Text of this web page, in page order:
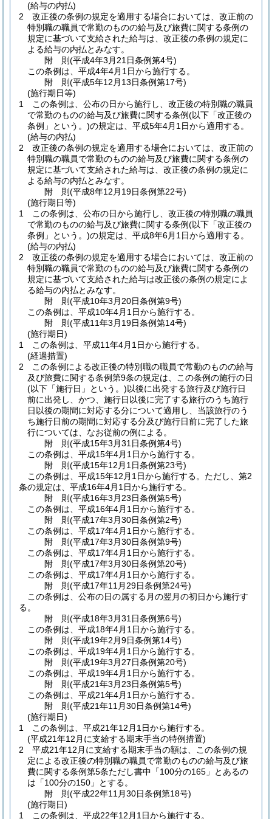
(給与の内払)
2
改正後の条例の規定を適用する場合においては、改正前の
特別職の職員で常勤のものの給与及び旅費に関する条例の
規定に基づいて支給された給与は、改正後の条例の規定に
よる給与の内払とみなす。
附 則(平成4年3月21日条例第4号)
この条例は、平成4年4月1日から施行する。
附 則(平成5年12月13日条例第17号)
(施行期日等)
1
この条例は、公布の日から施行し、改正後の特別職の職員
で常勤のものの給与及び旅費に関する条例(以下「改正後の
条例」という。)の規定は、平成5年4月1日から適用する。
(給与の内払)
2
改正後の条例の規定を適用する場合においては、改正前の
特別職の職員で常勤のものの給与及び旅費に関する条例の
規定に基づいて支給された給与は、改正後の条例の規定に
よる給与の内払とみなす。
附 則(平成8年12月19日条例第22号)
(施行期日等)
1
この条例は、公布の日から施行し、改正後の特別職の職員
で常勤のものの給与及び旅費に関する条例(以下「改正後の
条例」という。)の規定は、平成8年6月1日から適用する。
(給与の内払)
2
改正後の条例の規定を適用する場合においては、改正前の
特別職の職員で常勤のものの給与及び旅費に関する条例の
規定に基づいて支給された給与は改正後の条例の規定によ
る給与の内払とみなす。
附 則(平成10年3月20日条例第9号)
この条例は、平成10年4月1日から施行する。
附 則(平成11年3月19日条例第14号)
(施行期日)
1
この条例は、平成11年4月1日から施行する。
(経過措置)
2
この条例による改正後の特別職の職員で常勤のものの給与
及び旅費に関する条例第9条の規定は、この条例の施行の日
(以下「施行日」という。)以後に出発する旅行及び施行日
前に出発し、かつ、施行日以後に完了する旅行のうち施行
日以後の期間に対応する分について適用し、当該旅行のう
ち施行日前の期間に対応する分及び施行日前に完了した旅
行については、なお従前の例による。
附 則(平成15年3月31日条例第4号)
この条例は、平成15年4月1日から施行する。
附 則(平成15年12月1日条例第23号)
この条例は、平成15年12月1日から施行する。 ただし、第2
条の規定は、平成16年4月1日から施行する。
附 則(平成16年3月23日条例第5号)
この条例は、平成16年4月1日から施行する。
附 則(平成17年3月30日条例第2号)
この条例は、平成17年4月1日から施行する。
附 則(平成17年3月30日条例第9号)
この条例は、平成17年4月1日から施行する。
附 則(平成17年3月30日条例第20号)
この条例は、平成17年4月1日から施行する。
附 則(平成17年11月29日条例第24号)
この条例は、公布の日の属する月の翌月の初日から施行す
る。
附 則(平成18年3月31日条例第6号)
この条例は、平成18年4月1日から施行する。
附 則(平成19年2月9日条例第14号)
この条例は、平成19年4月1日から施行する。
附 則(平成19年3月27日条例第20号)
この条例は、平成19年4月1日から施行する。
附 則(平成21年3月23日条例第5号)
この条例は、平成21年4月1日から施行する。
附 則(平成21年11月30日条例第14号)
(施行期日)
1
この条例は、平成21年12月1日から施行する。
(平成21年12月に支給する期末手当の特例措置)
2
平成21年12月に支給する期末手当の額は、この条例の規
定による改正後の特別職の職員で常勤のものの給与及び旅
費に関する条例第5条ただし書中「100分の165」とあるの
は「100分の150」とする。
附 則(平成22年11月30日条例第18号)
(施行期日)
1
この条例は、平成22年12月1日から施行する。